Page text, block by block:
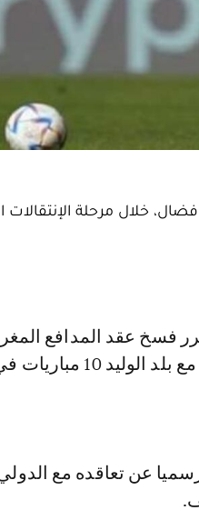
خلال مرحلة الإنتقالات
"الميركاتو" الشتوي، مضيفا أن فضال قد
رسميا عن تعاقده مع